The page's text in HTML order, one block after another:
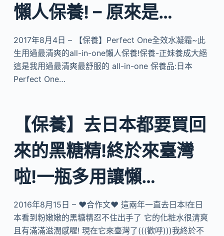
懶人保養! – 原來是…
2017年8月4日 – 【保養】Perfect One全效水凝霜~此
生用過最清爽的all-in-one懶人保養!保養-正妹養成大絕
這是我用過最清爽最舒服的 all-in-one 保養品:日本
Perfect One…
【保養】去日本都要買回
來的黑糖精!終於來臺灣
啦!一瓶多用讓懶…
2016年8月15日 – ♥合作文♥ 這兩年一直去日本!在日
本看到粉嫩嫩的黑糖精忍不住出手了 它的化粧水很清爽
且有滿滿滋潤感喔! 現在它來臺灣了(((歡呼)))我終於不